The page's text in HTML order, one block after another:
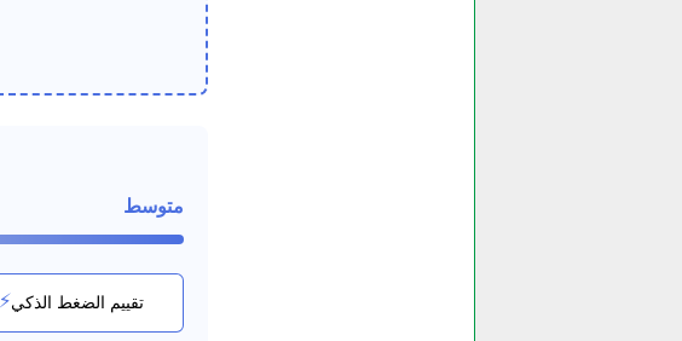
متوسط
⚡تقييم الضغط الذكي